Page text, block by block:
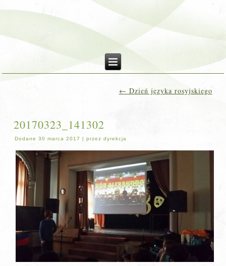
← Dzień języka rosyjskiego
20170323_141302
Dodane 30 marca 2017 |przez dyrekcja